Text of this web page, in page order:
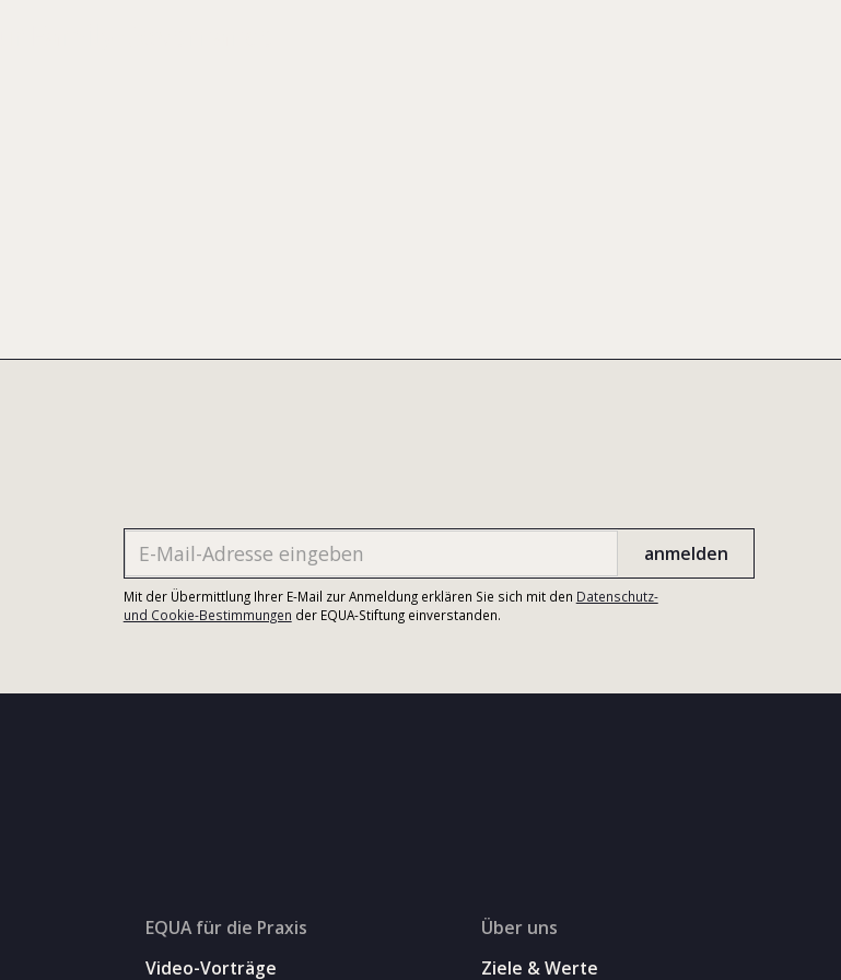
Mit der Übermittlung Ihrer E-Mail zur Anmeldung erklären Sie sich mit den Datenschutz-
und Cookie-Bestimmungen der EQUA-Stiftung einverstanden.
EQUA für die Praxis
Video-Vorträge
Über uns
Ziele & Werte